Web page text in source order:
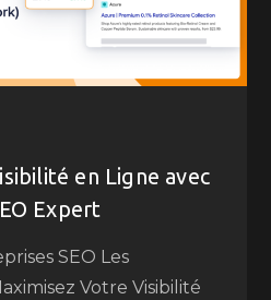
en Ligne avec
Expert
SEO Les
Votre Visibilité